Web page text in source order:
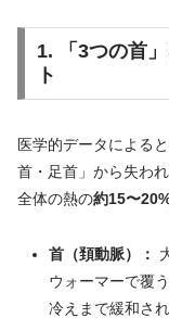
1. 「3つの首
ト
医学的データによる
首・足首」から失わ
全体の熱の約15〜
首（頚動脈）：
ウォーマーで覆
冷えまで緩和され